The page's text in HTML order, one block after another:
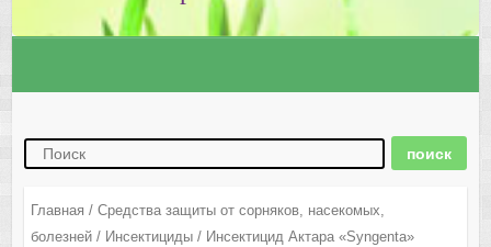
Главная / Средства защиты от сорняков, насекомых,
болезней/ Инсектициды/ Инсектицид Актара «Syngenta»